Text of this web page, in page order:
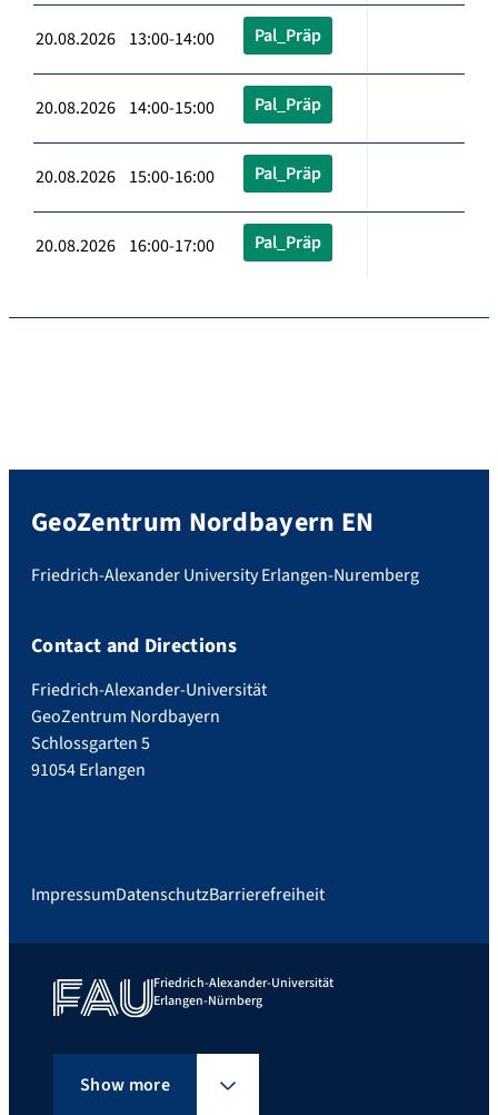
20.08.2026 13:00-14:00 Pal_Präp
20.08.2026 14:00-15:00 Pal_Präp
20.08.2026 15:00-16:00 Pal_Präp
20.08.2026 16:00-17:00 Pal_Präp
GeoZentrum Nordbayern EN
Friedrich-Alexander University Erlangen-Nuremberg
Contact and Directions
Friedrich-Alexander-Universität
GeoZentrum Nordbayern
Schlossgarten 5
91054 Erlangen
ImpressumDatenschutzBarrierefreiheit
Friedrich-Alexander-Universität
Erlangen-Nürnberg
Show more